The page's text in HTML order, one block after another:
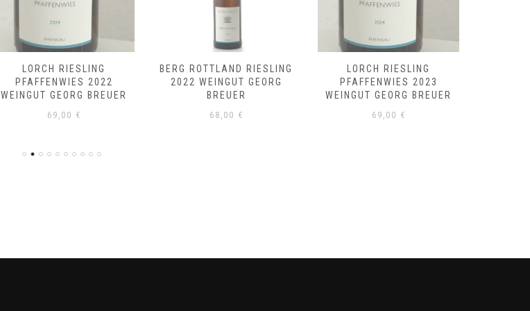
LORCH RIESLING
PFAFFENWIES 2022
WEINGUT GEORG BREUER
69,00 €
BERG ROTTLAND RIESLING
2022 WEINGUT GEORG
BREUER
68,00 €
LORCH RIESLING
PFAFFENWIES 2023
WEINGUT GEORG BREUER
69,00 €